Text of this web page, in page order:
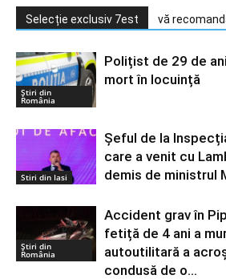
Selecție exclusiv 7est vă
Știri din
România
Polițist de 29 de
mort în locuință
Stiri din Iasi
Șeful de la
care a venit cu
demis de ministrul
Știri din
România
Accident grav în
fetiță de 4 ani a
autoutilitară a
condusă de o...